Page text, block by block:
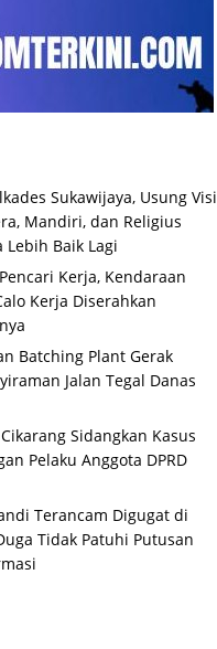
Sukawijaya, Usung Visi
Mandiri, dan Religius
Lebih Baik Lagi
Kerja, Kendaraan
Kerja Diserahkan
Batching Plant Gerak
Jalan Tegal Danas
Sidangkan Kasus
Pelaku Anggota DPRD
Terancam Digugat di
Tidak Patuhi Putusan